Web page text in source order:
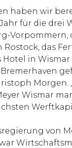
haben wir
für die drei
Vorpommern,
Rostock, das
Hotel in
Morgen.
Wismar
von